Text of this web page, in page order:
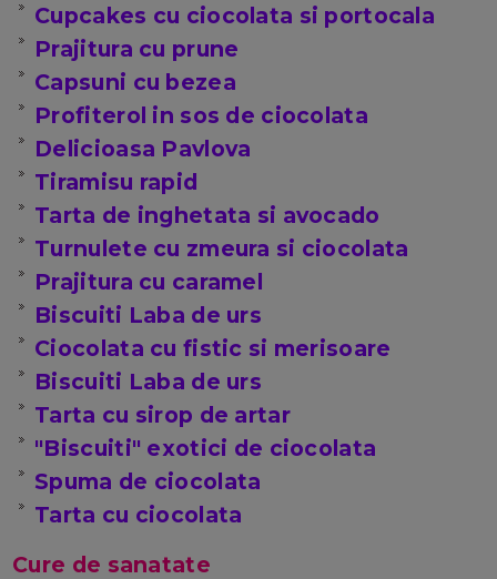
Cupcakes cu ciocolata si portocala
Prajitura cu prune
Capsuni cu bezea
Profiterol in sos de ciocolata
Delicioasa Pavlova
Tiramisu rapid
Tarta de inghetata si avocado
Turnulete cu zmeura si ciocolata
Prajitura cu caramel
Biscuiti Laba de urs
Ciocolata cu fistic si merisoare
Biscuiti Laba de urs
Tarta cu sirop de artar
"Biscuiti" exotici de ciocolata
Spuma de ciocolata
Tarta cu ciocolata
Cure de sanatate